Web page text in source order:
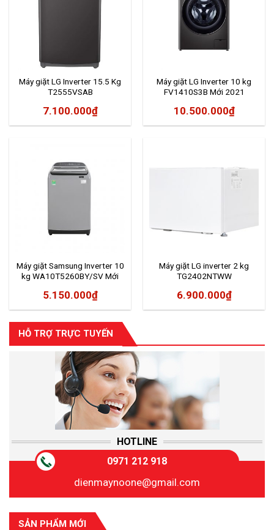
HỖ TRỢ TRỰC TUYẾN
HOTLINE
0971 212 918
dienmaynoone@gmail.com
SẢN PHẨM MỚI
Máy giặt LG Inverter 15.5 Kg
T2555VSAB
7.100.000₫
Máy giặt LG Inverter 10 kg
FV1410S3B Mới 2021
10.500.000₫
Máy giặt Samsung Inverter 10
kg WA10T5260BY/SV Mới
5.150.000₫
Máy giặt LG inverter 2 kg
TG2402NTWW
6.900.000₫